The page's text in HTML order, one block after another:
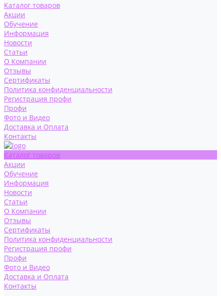
Каталог товаров
Акции
Обучение
Информация
Новости
Статьи
О Компании
Отзывы
Сертификаты
Политика конфиденциальности
Регистрация профи
Профи
Фото и Видео
Доставка и Оплата
Контакты
Каталог товаров
Акции
Обучение
Информация
Новости
Статьи
О Компании
Отзывы
Сертификаты
Политика конфиденциальности
Регистрация профи
Профи
Фото и Видео
Доставка и Оплата
Контакты